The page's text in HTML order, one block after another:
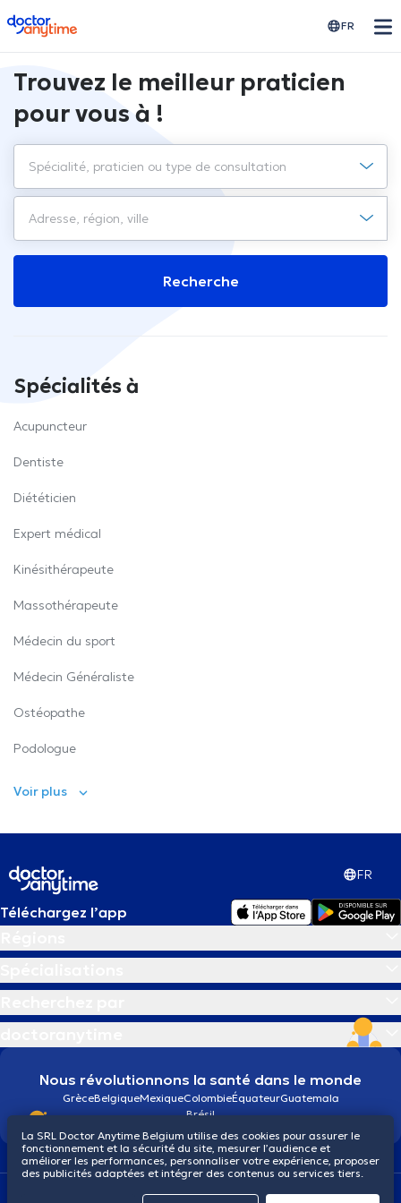
doctoranytime FR
Trouvez le meilleur praticien
pour vous à !
Recherche
Spécialités à
Acupuncteur
Dentiste
Diététicien
Expert médical
Kinésithérapeute
Massothérapeute
Médecin du sport
Médecin Généraliste
Ostéopathe
Podologue
Voir plus
FR
Téléchargez l’app
Nous révolutionnons la santé dans le monde
GrèceBelgiqueMexiqueColombieÉquateurGuatemala
Brésil
Conditions généralesCookiesPolitique de confidentialité
La SRL Doctor Anytime Belgium utilise des cookies pour assurer le
fonctionnement et la sécurité du site, mesurer l’audience et
améliorer les performances, personnaliser votre expérience, proposer
des publicités adaptées et intégrer des contenus ou services tiers.